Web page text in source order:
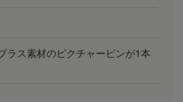
ラス素材のピクチャーピンが1本